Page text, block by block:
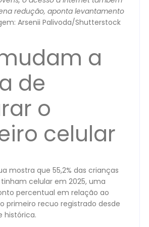
redução, aponta levantamento
Arsenii Palivoda/Shutterstock
a
de
o
celular
mostra que 55,2% das crianças
tinham celular em 2025, uma
percentual em relação ao
primeiro recuo registrado desde
histórica.